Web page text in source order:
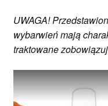
UWAGA!
wybarwień mają
traktowane